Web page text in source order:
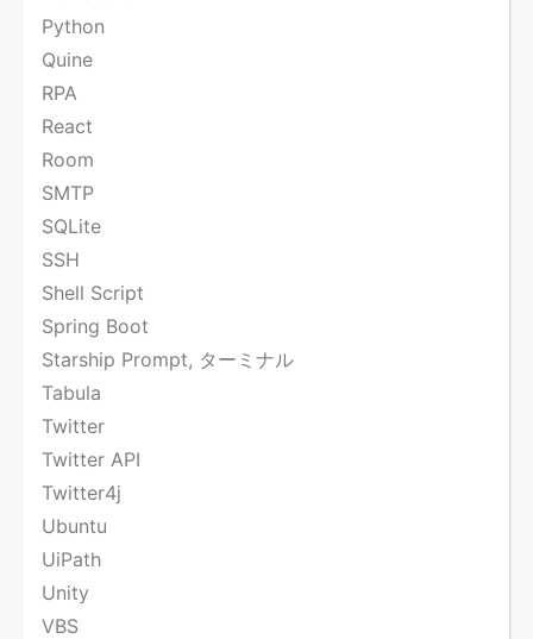
Python
Quine
RPA
React
Room
SMTP
SQLite
SSH
Shell Script
Spring Boot
Starship Prompt, ターミナル
Tabula
Twitter
Twitter API
Twitter4j
Ubuntu
UiPath
Unity
VBS